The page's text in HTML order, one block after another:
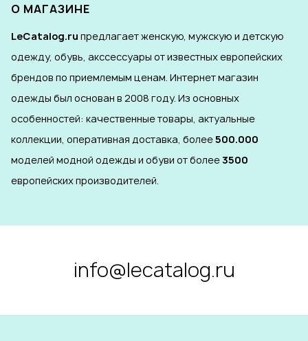
О МАГАЗИНЕ
LeCatalog.ru предлагает женскую, мужскую и детскую
одежду, обувь, акссессуары от известных европейских
брендов по приемлемым ценам. Интернет магазин
одежды был основан в 2008 году. Из основных
особенностей: качественные товары, актуальные
коллекции, оперативная доставка, более500.000
моделей модной одежды и обуви от более3500
европейских производителей.
info@lecatalog.ru